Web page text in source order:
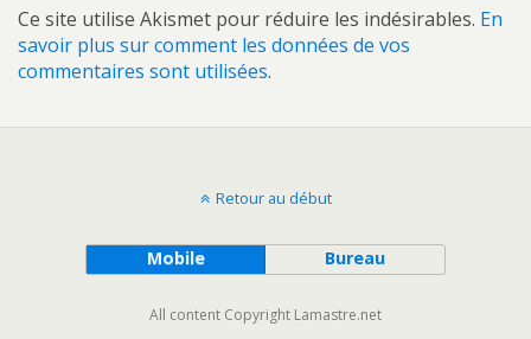
Ce site utilise Akismet pour réduire les indésirables. En
savoir plus sur comment les données de vos
commentaires sont utilisées.
Retour au début
Mobile Bureau
All content Copyright Lamastre.net